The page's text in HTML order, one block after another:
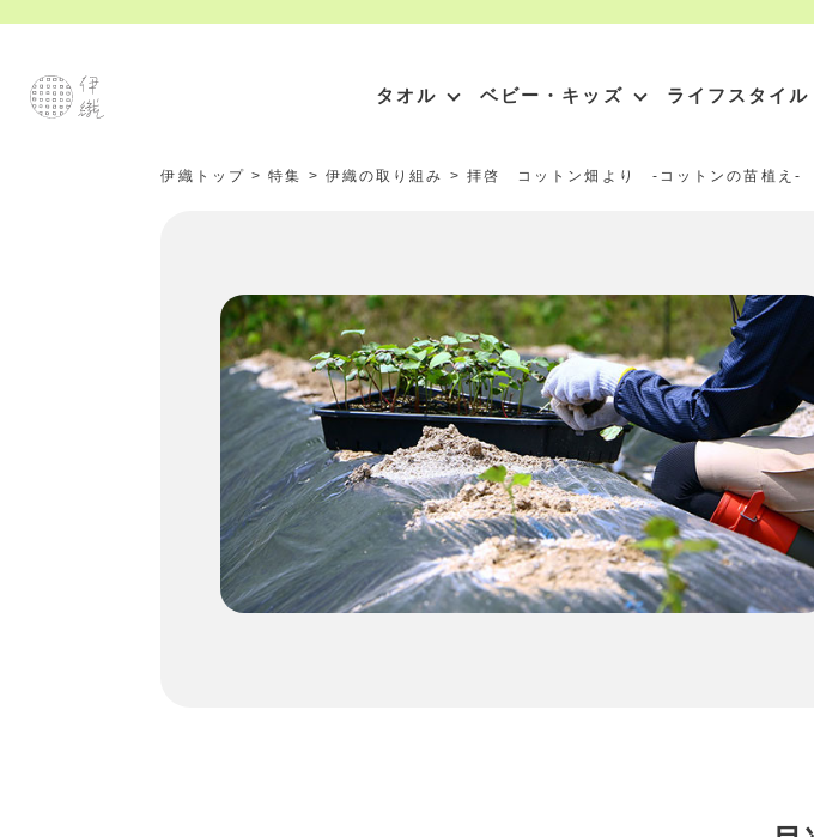
タオル ベビー・キッズ ライフスタイル
伊織トップ >特集 > 伊織の取り組み > 拝啓 コットン畑より -コットンの苗植え-